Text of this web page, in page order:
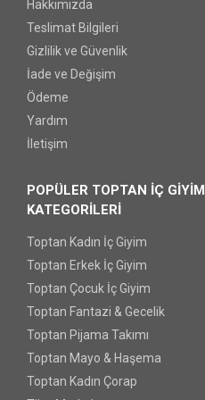
Hakkımızda
Teslimat Bilgileri
Gizlilik ve Güvenlik
İade ve Değişim
Ödeme
Yardım
İletişim
POPÜLER TOPTAN İÇ GİYİM
KATEGORİLERİ
Toptan Kadın İç Giyim
Toptan Erkek İç Giyim
Toptan Çocuk İç Giyim
Toptan Fantazi & Gecelik
Toptan Pijama Takımı
Toptan Mayo & Haşema
Toptan Kadın Çorap